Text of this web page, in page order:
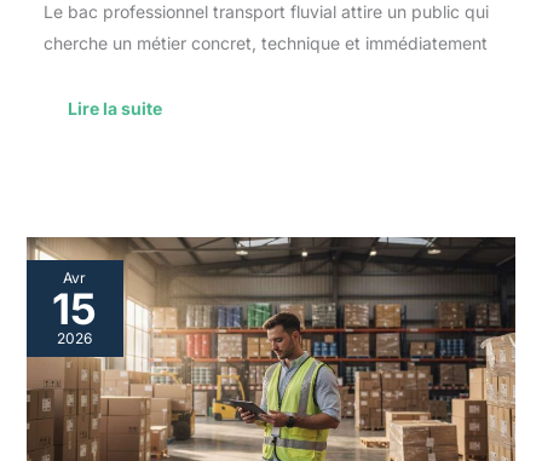
Le bac professionnel transport fluvial attire un public qui
cherche un métier concret, technique et immédiatement
Lire la suite
Avr
15
2026
Outils
à
connaître
dans
le
cadre
d’un
bac
pro